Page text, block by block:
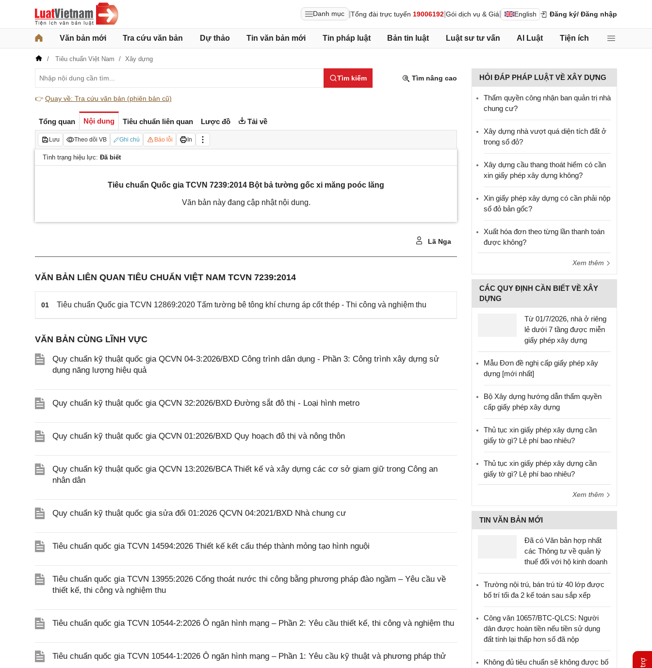
Danh mục Tổng đài trực tuyến 19006192 Gói dịch vụ & Giá English Đăng ký/ Đăng nhập
Văn bản mới Tra cứu văn bản Dự thảo Tin văn bản mới Tin pháp luật Bản tin luật Luật sư tư vấn AI Luật Tiện ích
Tiêu chuẩn Việt Nam Xây dựng
Tìm kiếm Tìm nâng cao
👉 Quay về: Tra cứu văn bản (phiên bản cũ)
Tổng quan Nội dung Tiêu chuẩn liên quan Lược đồ Tải về
Lưu Theo dõi VB Ghi chú Báo lỗi In
Tình trạng hiệu lực: Đã biết
Tiêu chuẩn Quốc gia TCVN 7239:2014 Bột bả tường gốc xi măng poóc lăng
Văn bản này đang cập nhật nội dung.
Lã Nga
VĂN BẢN LIÊN QUAN TIÊU CHUẨN VIỆT NAM TCVN 7239:2014
01 Tiêu chuẩn Quốc gia TCVN 12869:2020 Tấm tường bê tông khí chưng áp cốt thép - Thi công và nghiệm thu
VĂN BẢN CÙNG LĨNH VỰC
Quy chuẩn kỹ thuật quốc gia QCVN 04-3:2026/BXD Công trình dân dụng - Phần 3: Công trình xây dựng sử
dụng năng lượng hiệu quả
Quy chuẩn kỹ thuật quốc gia QCVN 32:2026/BXD Đường sắt đô thị - Loại hình metro
Quy chuẩn kỹ thuật quốc gia QCVN 01:2026/BXD Quy hoạch đô thị và nông thôn
Quy chuẩn kỹ thuật quốc gia QCVN 13:2026/BCA Thiết kế và xây dựng các cơ sở giam giữ trong Công an
nhân dân
Quy chuẩn kỹ thuật quốc gia sửa đổi 01:2026 QCVN 04:2021/BXD Nhà chung cư
Tiêu chuẩn quốc gia TCVN 14594:2026 Thiết kế kết cấu thép thành mỏng tạo hình nguội
Tiêu chuẩn quốc gia TCVN 13955:2026 Cống thoát nước thi công bằng phương pháp đào ngầm – Yêu cầu về
thiết kế, thi công và nghiệm thu
Tiêu chuẩn quốc gia TCVN 10544-2:2026 Ô ngăn hình mạng – Phần 2: Yêu cầu thiết kế, thi công và nghiệm thu
Tiêu chuẩn quốc gia TCVN 10544-1:2026 Ô ngăn hình mạng – Phần 1: Yêu cầu kỹ thuật và phương pháp thử
HỎI ĐÁP PHÁP LUẬT VỀ XÂY DỰNG
Thẩm quyền công nhận ban quản trị nhà
chung cư?
Xây dựng nhà vượt quá diện tích đất ở
trong sổ đỏ?
Xây dựng cầu thang thoát hiểm có cần
xin giấy phép xây dựng không?
Xin giấy phép xây dựng có cần phải nộp
sổ đỏ bản gốc?
Xuất hóa đơn theo từng lần thanh toán
được không?
Xem thêm
CÁC QUY ĐỊNH CẦN BIẾT VỀ XÂY
DỰNG
Từ 01/7/2026, nhà ở riêng
lẻ dưới 7 tầng được miễn
giấy phép xây dựng
Mẫu Đơn đề nghị cấp giấy phép xây
dựng [mới nhất]
Bộ Xây dựng hướng dẫn thẩm quyền
cấp giấy phép xây dựng
Thủ tục xin giấy phép xây dựng cần
giấy tờ gì? Lệ phí bao nhiêu?
Thủ tục xin giấy phép xây dựng cần
giấy tờ gì? Lệ phí bao nhiêu?
Xem thêm
TIN VĂN BẢN MỚI
Đã có Văn bản hợp nhất
các Thông tư về quản lý
thuế đối với hộ kinh doanh
Trường nội trú, bán trú từ 40 lớp được
bố trí tối đa 2 kế toán sau sắp xếp
Công văn 10657/BTC-QLCS: Người
dân được hoàn tiền nếu tiền sử dụng
đất tính lại thấp hơn số đã nộp
Không đủ tiêu chuẩn sẽ không được bố